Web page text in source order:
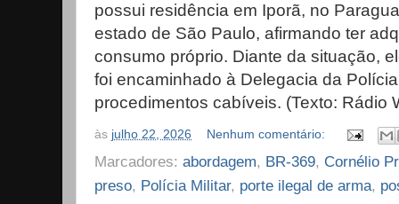
possui residência em Iporã, no
estado de São Paulo, afirmando ter
consumo próprio. Diante da situação,
foi encaminhado à Delegacia da
procedimentos cabíveis. (Texto: Rádio
às julho 22, 2026 Nenhum comentário:
Marcadores: abordagem, BR-369, Cornélio
preso, Polícia Militar, porte ilegal de arma,